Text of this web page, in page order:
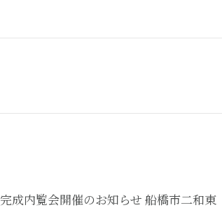
完成内覧会開催のお知らせ 船橋市二和東